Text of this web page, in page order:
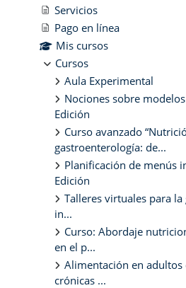
Servicios
Pago en línea
Mis cursos
Cursos
Aula Experimental
Nociones sobre
Edición
Curso avanzado
gastroenterología: de...
Planificación de menús
Edición
Talleres virtuales para
in...
Curso: Abordaje
en el p...
Alimentación en adultos
crónicas ...